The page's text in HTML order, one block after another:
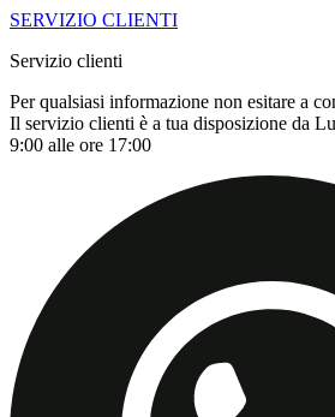
SERVIZIO CLIENTI
Servizio clienti
Per qualsiasi informazione non esitare a
Il servizio clienti è a tua disposizione da
9:00 alle ore 17:00